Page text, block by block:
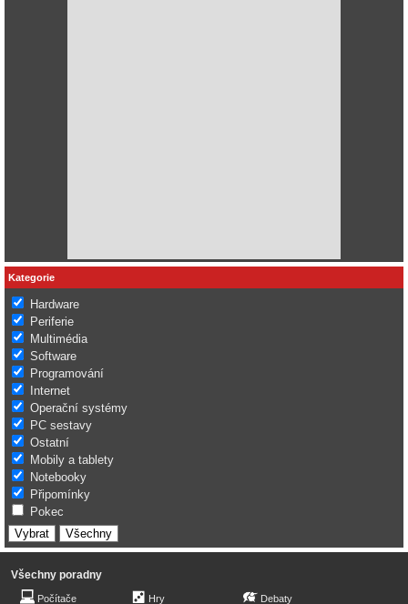
Kategorie
Hardware
Periferie
Multimédia
Software
Programování
Internet
Operační systémy
PC sestavy
Ostatní
Mobily a tablety
Notebooky
Připomínky
Pokec
Všechny poradny
Počítače Hry Debaty